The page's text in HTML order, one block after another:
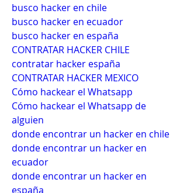
busco hacker en chile
busco hacker en ecuador
busco hacker en españa
CONTRATAR HACKER CHILE
contratar hacker españa
CONTRATAR HACKER MEXICO
Cómo hackear el Whatsapp
Cómo hackear el Whatsapp de
alguien
donde encontrar un hacker en chile
donde encontrar un hacker en
ecuador
donde encontrar un hacker en
españa